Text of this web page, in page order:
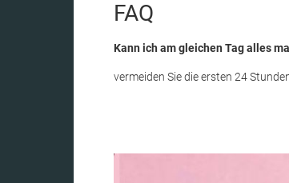
FAQ
Kann ich am gleichen Tag alles
vermeiden Sie die ersten 24